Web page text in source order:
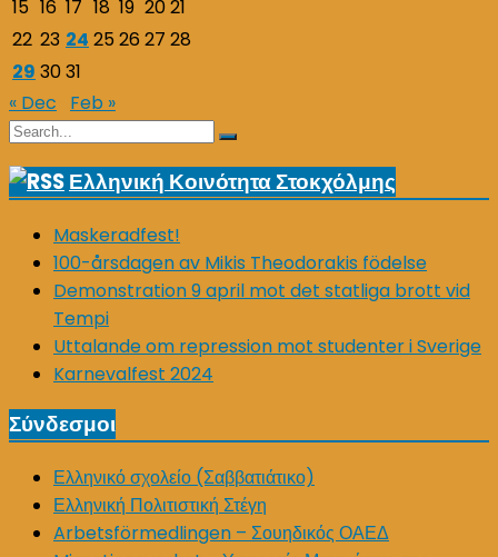
15 16 17 18 19 2021
22 23 24 2526 27 28
29 3031
« Dec
Feb »
Search
Search
Ελληνική Κοινότητα Στοκχόλμης
Maskeradfest!
100-årsdagen av Mikis Theodorakis födelse
Demonstration 9 april mot det statliga brott vid
Tempi
Uttalande om repression mot studenter i Sverige
Karnevalfest 2024
Σύνδεσμοι
Ελληνικό σχολείο (Σαββατιάτικο)
Ελληνική Πολιτιστική Στέγη
Arbetsförmedlingen – Σουηδικός ΟΑΕΔ